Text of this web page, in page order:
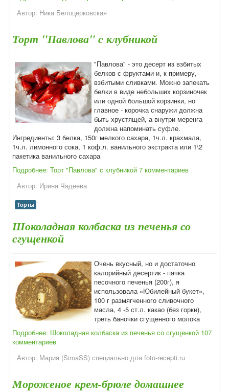
Автор: Ника Белоцерковская
Торт "Павлова" с клубникой
"Павлова" - это десерт из взбитых
белков с фруктами и, к примеру,
взбитыми сливками. Можно запекать
белки в виде небольших корзиночек
или одной большой корзинки, но
главное - корочка снаружи должна
быть хрустящей, а внутри меренга
должна напоминать суфле.
Ингредиенты: 3 белка, 150г мелкого сахара, 1ч.л. крахмала,
1ч.л. лимонного сока, 1 коф.л. ванильного экстракта или 1\2
пакетика ванильного сахара
Подробнее: Торт "Павлова" с клубникой 7 комментариев
Автор: Ирина Чадеева
Торты
Шоколадная колбаска из печенья со
сгущенкой
Очень вкусный, но и достаточно
калорийный десертик - пачка
песочного печенья (200г), я
использовала «Юбилейный букет»,
100 г размягченного сливочного
масла, 4 -5 ст.л. какао (без горки),
треть баночки сгущенного молока
Подробнее: Шоколадная колбаска из печенья со сгущенкой 107
комментариев
Автор: Мария (SimaSS) специально для foto-recepti.ru
Мороженое крем-брюле домашнее